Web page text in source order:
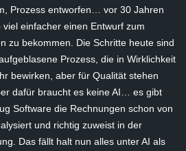
Prozess entworfen… vor 30 Jahren
viel einfacher einen Entwurf zum
zu bekommen. Die Schritte heute sind
Prozess, die in Wirklichkeit
bewirken, aber für Qualität stehen
dafür braucht es keine AI… es gibt
Software die Rechnungen schon von
und richtig zuweist in der
Das fällt halt nun alles unter AI als